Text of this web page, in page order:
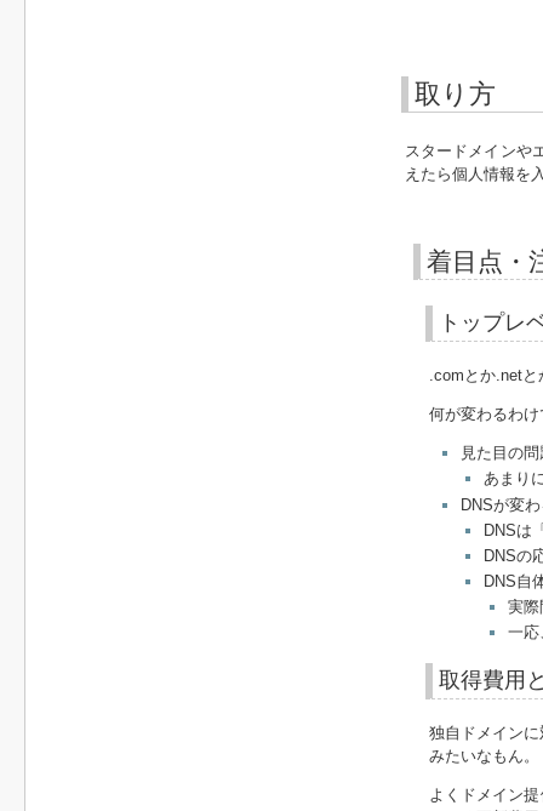
取り方
スタードメインや
えたら個人情報を
着目点・
トップレ
.comとか.net
何が変わるわ
見た目の問
あまり
DNSが変
DNSは
DNSの
DNS自
実際
一応
取得費用
独自ドメイン
みたいなもん。
よくドメイン